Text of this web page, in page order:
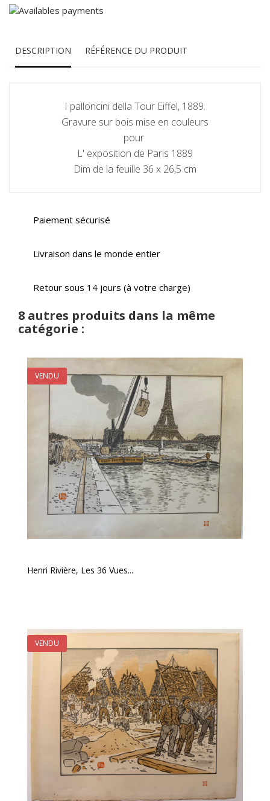
DESCRIPTION RÉFÉRENCE DU PRODUIT
I palloncini della Tour Eiffel, 1889.
Gravure sur bois mise en couleurs
pour
L' exposition de Paris 1889
Dim de la feuille 36 x 26,5 cm
Paiement sécurisé
Livraison dans le monde entier
Retour sous 14 jours (à votre charge)
8 autres produits dans la même
catégorie :
Henri Rivière, Les 36 Vues...
VENDU
VENDU